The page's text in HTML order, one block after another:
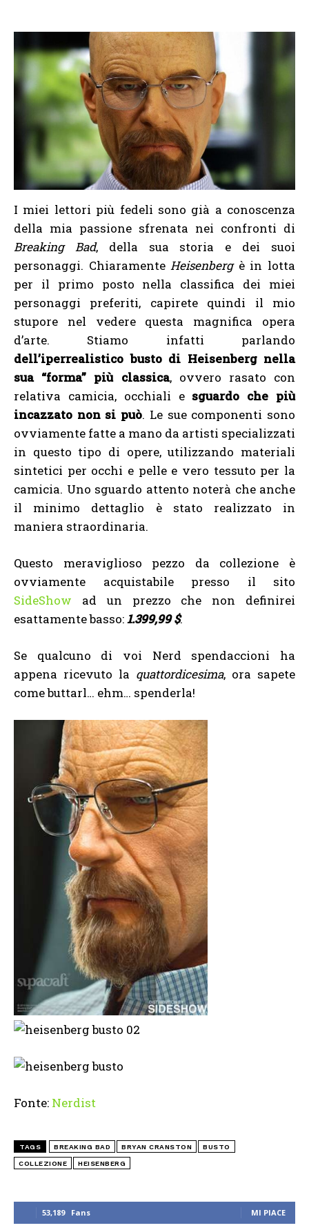
53,189 Fans MI PIACE
I miei lettori più fedeli sono già a conoscenza
della mia passione sfrenata nei confronti di
Breaking Bad, della sua storia e dei suoi
personaggi. ChiaramenteHeisenbergè in lotta
per il primo posto nella classifica dei miei
personaggi preferiti, capirete quindi il mio
stupore nel vedere questa magnifica opera
d’arte. Stiamo infatti parlando
dell’iperrealistico busto di Heisenberg nella
sua “forma” più classica, ovvero rasato con
relativa camicia, occhiali e sguardo che più
incazzato non si può. Le sue componenti sono
ovviamente fatte a mano da artisti specializzati
in questo tipo di opere, utilizzando materiali
sintetici per occhi e pelle e vero tessuto per la
camicia. Uno sguardo attento noterà che anche
il minimo dettaglio è stato realizzato in
maniera straordinaria.
Questo meraviglioso pezzo da collezione è
ovviamente acquistabile presso il sito
SideShow ad un prezzo che non definirei
esattamente basso:1.399,99 $.
Se qualcuno di voi Nerd spendaccioni ha
appena ricevuto la quattordicesima, ora sapete
come buttarl… ehm… spenderla!
Fonte: Nerdist
TAGS BREAKING BAD BRYAN CRANSTON BUSTO
COLLEZIONE HEISENBERG